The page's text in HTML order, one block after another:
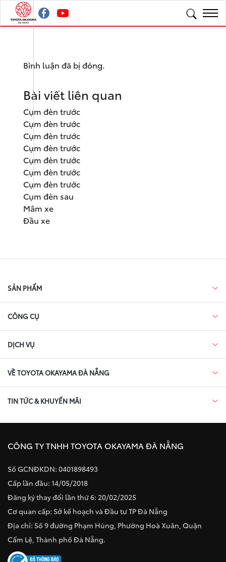
Bình luận đã bị đóng.
Bài viết liên quan
Cụm đèn trước
Cụm đèn trước
Cụm đèn trước
Cụm đèn trước
Cụm đèn trước
Cụm đèn trước
Cụm đèn trước
Cụm đèn sau
Mâm xe
Đầu xe
SẢN PHẨM
CÔNG CỤ
DỊCH VỤ
VỀ TOYOTA OKAYAMA ĐÀ NẴNG
TIN TỨC & KHUYẾN MÃI
CÔNG TY TNHH TOYOTA OKAYAMA ĐÀ NẴNG
Số GCNĐKDN: 0401898493
Cấp lần đầu: 14/05/2018
Đăng ký thay đổi lần thứ 6: 20/02/2025
Cơ quan cấp: Sở kế hoạch và Đầu tư TP Đà Nẵng
Địa chỉ: Số 9 đường Phạm Hùng, Phường Hoà Xuân, Quận
Cẩm Lệ, Thành phố Đà Nẵng.